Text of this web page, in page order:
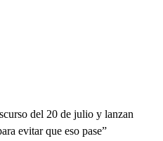
del 20 de julio y lanzan
evitar que eso pase”